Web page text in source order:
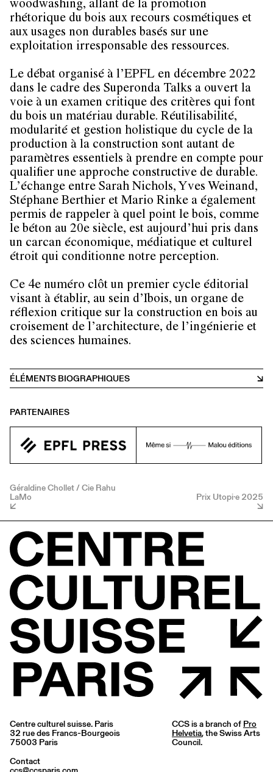
woodwashing, allant de la promotion
rhétorique du bois aux recours cosmétiques et
aux usages non durables basés sur une
exploitation irresponsable des ressources.
Le débat organisé à l’EPFL en décembre 2022
dans le cadre des Superonda Talks a ouvert la
voie à un examen critique des critères qui font
du bois un matériau durable. Réutilisabilité,
modularité et gestion holistique du cycle de la
production à la construction sont autant de
paramètres essentiels à prendre en compte pour
qualifier une approche constructive de durable.
L’échange entre Sarah Nichols, Yves Weinand,
Stéphane Berthier et Mario Rinke a également
permis de rappeler à quel point le bois, comme
le béton au 20e siècle, est aujourd’hui pris dans
un carcan économique, médiatique et culturel
étroit qui conditionne notre perception.
Ce 4e numéro clôt un premier cycle éditorial
visant à établir, au sein d’Ibois, un organe de
réflexion critique sur la construction en bois au
croisement de l’architecture, de l’ingénierie et
des sciences humaines.
ÉLÉMENTS BIOGRAPHIQUES
PARTENAIRES
Géraldine Chollet / Cie Rahu
LaMo Prix Utopi·e 2025
Centre culturel suisse. Paris
32 rue des Francs-Bourgeois
75003 Paris
Contact
CCS is a branch of Pro
Helvetia, the Swiss Arts
Council.